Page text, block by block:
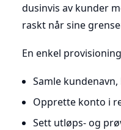
dusinvis av kunder
raskt når sine
En enkel
Samle
Opprette konto i
Sett utløps- og